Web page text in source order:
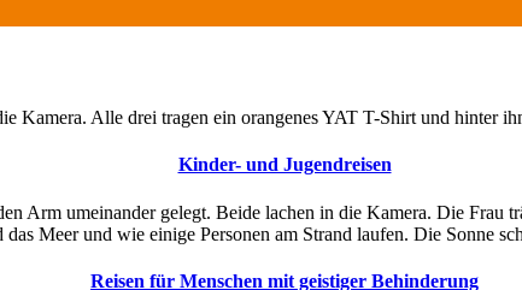
Kinder- und Jugendreisen
Reisen für Menschen mit geistiger Behinderung